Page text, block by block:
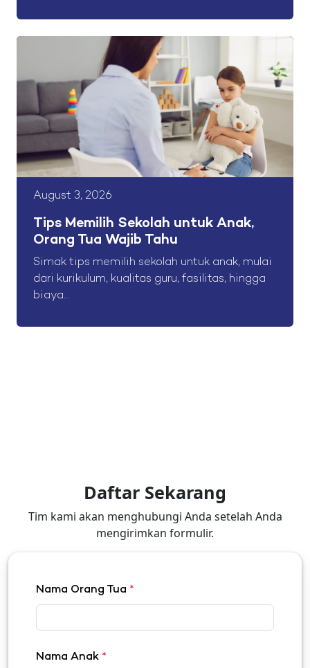
August 3, 2026
Tips Memilih Sekolah untuk Anak,
Orang Tua Wajib Tahu
Simak tips memilih sekolah untuk anak, mulai
dari kurikulum, kualitas guru, fasilitas, hingga
biaya...
Daftar Sekarang
Tim kami akan menghubungi Anda setelah Anda
mengirimkan formulir.
Nama Orang Tua *
Nama Anak *